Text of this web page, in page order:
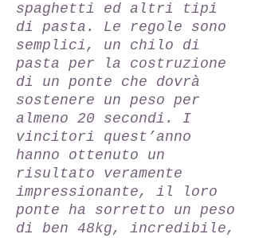
spaghetti ed altri tipi
di pasta. Le regole sono
semplici, un chilo di
pasta per la costruzione
di un ponte che dovrà
sostenere un peso per
almeno 20 secondi. I
vincitori quest’anno
hanno ottenuto un
risultato veramente
impressionante, il loro
ponte ha sorretto un peso
di ben 48kg, incredibile,